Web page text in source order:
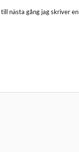
nästa gång jag skriver en